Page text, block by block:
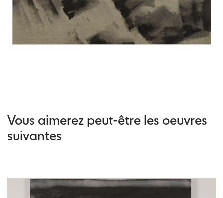
Vous aimerez peut-être les oeuvres
suivantes